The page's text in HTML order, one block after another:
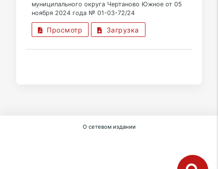
муниципального округа Чертаново Южное от 05
ноября 2024 года № 01-03-72/24
Просмотр Загрузка
О сетевом издании